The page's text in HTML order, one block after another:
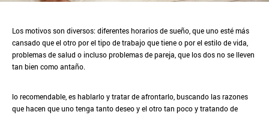
Los motivos son diversos: diferentes horarios de sueño, que uno esté más
cansado que el otro por el tipo de trabajo que tiene o por el estilo de vida,
problemas de salud o incluso problemas de pareja, que los dos no se lleven
tan bien como antaño.
lo recomendable, es hablarlo y tratar de afrontarlo, buscando las razones
que hacen que uno tenga tanto deseo y el otro tan poco y tratando de